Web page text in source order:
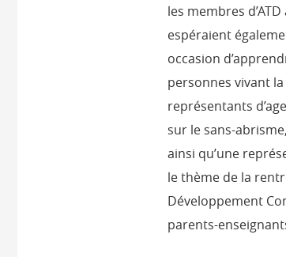
les membres
espéraient
occasion
personnes vivant
représentants
sur le sans-
ainsi qu’une
le thème de la
Développement
parents-